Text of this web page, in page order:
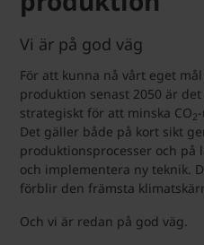
Vi är på god väg
För att kunna nå vårt eget mål
produktion senast 2050 är
strategiskt för att minska CO2
Det gäller både på kort sikt
produktionsprocesser och på
och implementera ny teknik.
förblir den främsta
Och vi är redan på god väg.